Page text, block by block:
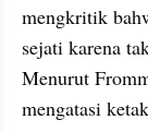
mengkritik
sejati karena
Menurut
mengatasi